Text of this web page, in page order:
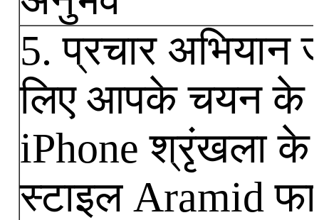
5. प्रचार अभियान
लिए आपके चयन के
iPhone श्रृंखला के
स्टाइल Aramid